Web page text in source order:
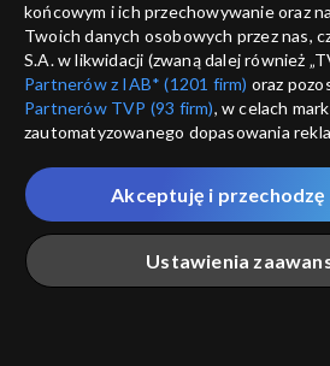
Pytanie na śniadanie
Życie między Polską a
Kazachstanem
Janina Bolisęga – 85-latka
zakochana w futbolu
końcowym i ich przechowywanie oraz
Twoich danych osobowych przez nas,
S.A. w likwidacji (zwaną dalej również
Partnerów z IAB* (1201 firm) oraz
Partnerów TVP (93 firm), w celach
zautomatyzowanego dopasowania
które wskazujemy poniżej, a także
przez nas identyfikatora PPID do
Twoje dane osobowe zbierane
Ciebie naszych
poszczególnych
„Portalem”, w tym informacje
Ustawienia
Akceptuję i